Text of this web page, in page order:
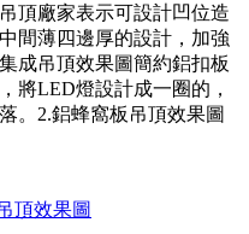
頂廠家表示可設計凹位造
間薄四邊厚的設計，加強
成吊頂效果圖簡約鋁扣板
將LED燈設計成一圈的，
。2.鋁蜂窩板吊頂效果圖